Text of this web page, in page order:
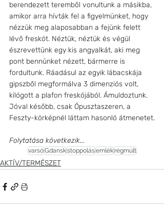
berendezett teremből vonultunk a másikba,
amikor arra hívták fel a figyelmünket, hogy
nézzük meg alaposabban a fejünk felett
lévő freskót. Néztük, néztük és végül
észrevettünk egy kis angyalkát, aki meg
pont bennünket nézett, bármerre is
fordultunk. Ráadásul az egyik lábacskája
gipszből megformálva 3 dimenziós volt,
kilógott a plafon freskójából. Ámuldoztunk.
Jóval később, csak Ópusztaszeren, a
Feszty-körképnél láttam hasonló átmenetet.
Folytatása következik...
varsóGdanskstoppolásemlék régmúlt
AKTÍV/TERMÉSZET